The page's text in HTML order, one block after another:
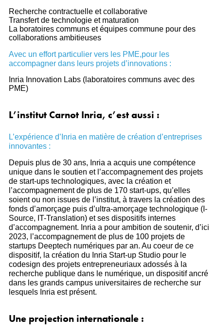
Recherche contractuelle et collaborative
Transfert de technologie et maturation
La boratoires communs et équipes commune pour des
collaborations ambitieuses
Avec un effort particulier vers les PME,pour les
accompagner dans leurs projets d’innovations :
Inria Innovation Labs (laboratoires communs avec des
PME)
L’institut Carnot Inria, c’est aussi :
L’expérience d’Inria en matière de création d’entreprises
innovantes :
Depuis plus de 30 ans, Inria a acquis une compétence
unique dans le soutien et l’accompagnement des projets
de start-ups technologiques, avec la création et
l’accompagnement de plus de 170 start-ups, qu’elles
soient ou non issues de l’institut, à travers la création des
fonds d’amorçage puis d’ultra-amorçage technologique (I-
Source, IT-Translation) et ses dispositifs internes
d’accompagnement. Inria a pour ambition de soutenir, d’ici
2023, l’accompagnement de plus de 100 projets de
startups Deeptech numériques par an. Au coeur de ce
dispositif, la création du Inria Start-up Studio pour le
codesign des projets entrepreneuriaux adossés à la
recherche publique dans le numérique, un dispositif ancré
dans les grands campus universitaires de recherche sur
lesquels Inria est présent.
Une projection internationale :